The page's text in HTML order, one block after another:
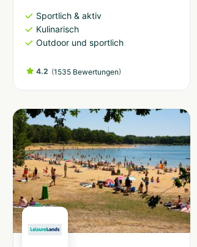
Sportlich & aktiv
Kulinarisch
Outdoor und sportlich
4.2 (1535 Bewertungen)